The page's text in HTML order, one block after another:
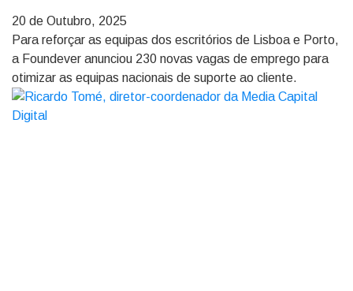
20 de Outubro, 2025
Para reforçar as equipas dos escritórios de Lisboa e Porto,
a Foundever anunciou 230 novas vagas de emprego para
otimizar as equipas nacionais de suporte ao cliente.